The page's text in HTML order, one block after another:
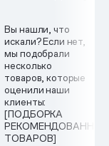
Вы нашли, что
искали? Если нет,
мы подобрали
несколько
товаров, которые
оценили наши
клиенты:
[ПОДБОРКА
РЕКОМЕНДОВАННЫХ
ТОВАРОВ]